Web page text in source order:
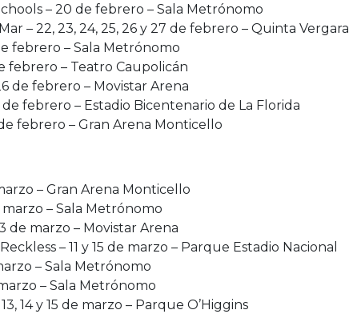
– 20 de febrero – Sala Metrónomo
– 22, 23, 24, 25, 26 y 27 de febrero – Quinta Vergara
febrero – Sala Metrónomo
febrero – Teatro Caupolicán
de febrero – Movistar Arena
febrero – Estadio Bicentenario de La Florida
febrero – Gran Arena Monticello
– Gran Arena Monticello
marzo – Sala Metrónomo
de marzo – Movistar Arena
– 11 y 15 de marzo – Parque Estadio Nacional
– Sala Metrónomo
– Sala Metrónomo
14 y 15 de marzo – Parque O’Higgins